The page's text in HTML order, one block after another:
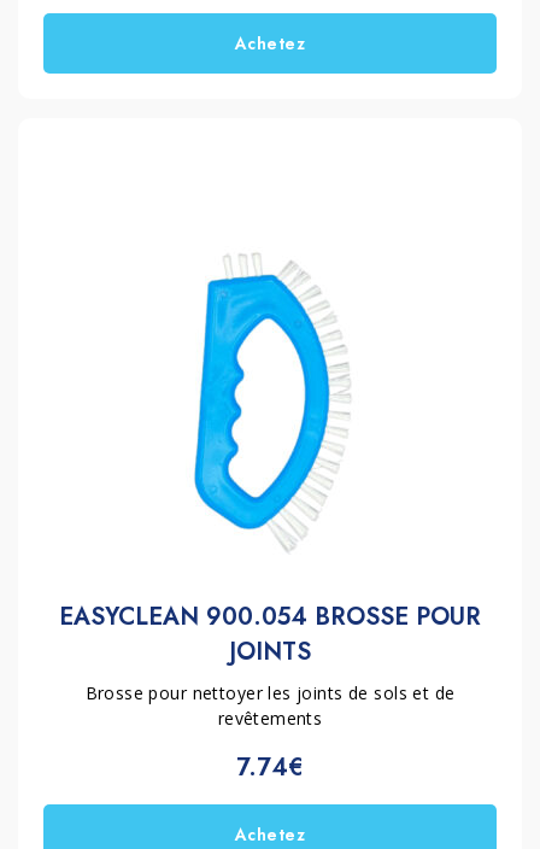
Achetez
EASYCLEAN 900.054 BROSSE POUR
JOINTS
Brosse pour nettoyer les joints de sols et de
revêtements
7.74€
Achetez